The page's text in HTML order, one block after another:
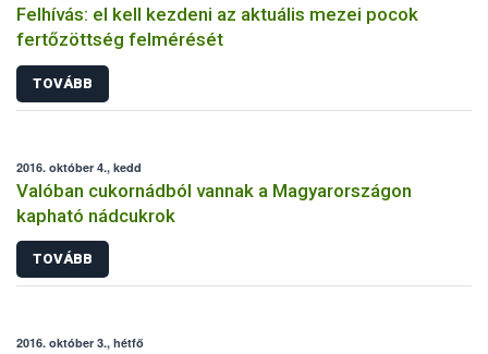
Felhívás: el kell kezdeni az aktuális mezei pocok
fertőzöttség felmérését
TOVÁBB
2016. október 4., kedd
Valóban cukornádból vannak a Magyarországon
kapható nádcukrok
TOVÁBB
2016. október 3., hétfő